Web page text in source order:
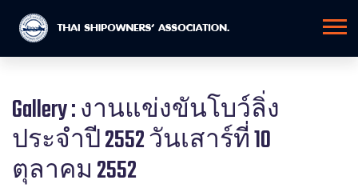
Gallery : งานแข่งขันโบว์ลิ่ง
ประจำปี 2552 วันเสาร์ที่ 10
ตุลาคม 2552